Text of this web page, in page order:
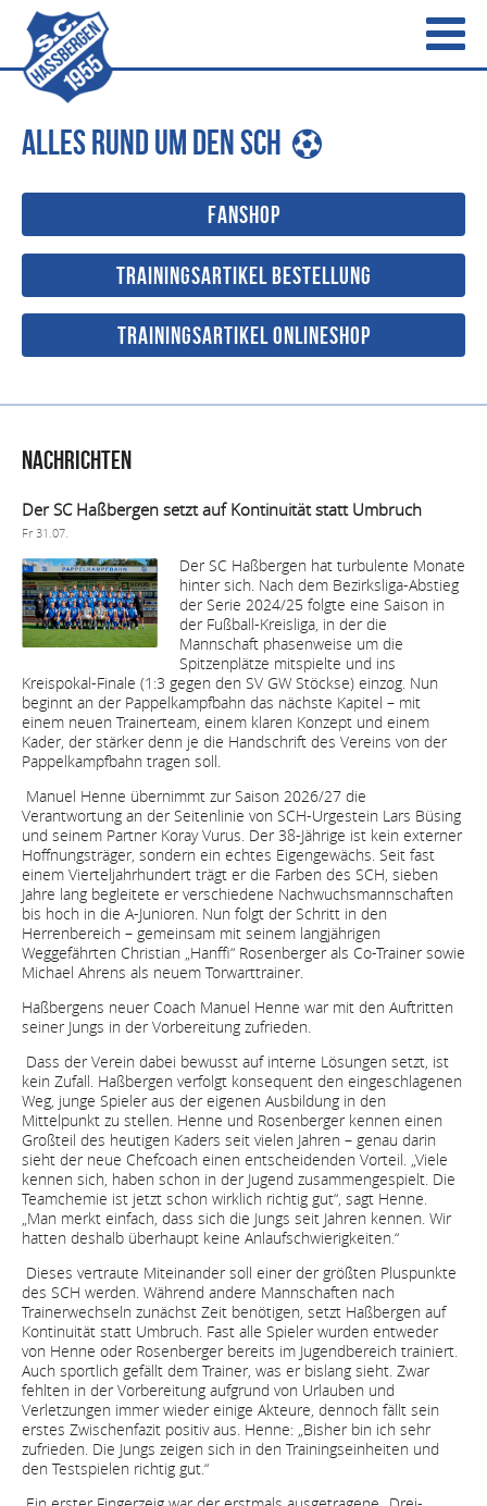
Alles rund um den SCH
Fanshop
Trainingsartikel Bestellung
Trainingsartikel Onlineshop
Nachrichten
Der SC Haßbergen setzt auf Kontinuität statt Umbruch
Fr 31.07.
Der SC Haßbergen hat turbulente Monate
hinter sich. Nach dem Bezirksliga-Abstieg
der Serie 2024/25 folgte eine Saison in
der Fußball-Kreisliga, in der die
Mannschaft phasenweise um die
Spitzenplätze mitspielte und ins
Kreispokal-Finale (1:3 gegen den SV GW Stöckse) einzog. Nun
beginnt an der Pappelkampfbahn das nächste Kapitel – mit
einem neuen Trainerteam, einem klaren Konzept und einem
Kader, der stärker denn je die Handschrift des Vereins von der
Pappelkampfbahn tragen soll.
Manuel Henne übernimmt zur Saison 2026/27 die
Verantwortung an der Seitenlinie von SCH-Urgestein Lars Büsing
und seinem Partner Koray Vurus. Der 38-Jährige ist kein externer
Hoffnungsträger, sondern ein echtes Eigengewächs. Seit fast
einem Vierteljahrhundert trägt er die Farben des SCH, sieben
Jahre lang begleitete er verschiedene Nachwuchsmannschaften
bis hoch in die A-Junioren. Nun folgt der Schritt in den
Herrenbereich – gemeinsam mit seinem langjährigen
Weggefährten Christian „Hanffi“ Rosenberger als Co-Trainer sowie
Michael Ahrens als neuem Torwarttrainer.
Haßbergens neuer Coach Manuel Henne war mit den Auftritten
seiner Jungs in der Vorbereitung zufrieden.
Dass der Verein dabei bewusst auf interne Lösungen setzt, ist
kein Zufall. Haßbergen verfolgt konsequent den eingeschlagenen
Weg, junge Spieler aus der eigenen Ausbildung in den
Mittelpunkt zu stellen. Henne und Rosenberger kennen einen
Großteil des heutigen Kaders seit vielen Jahren – genau darin
sieht der neue Chefcoach einen entscheidenden Vorteil. „Viele
kennen sich, haben schon in der Jugend zusammengespielt. Die
Teamchemie ist jetzt schon wirklich richtig gut“, sagt Henne.
„Man merkt einfach, dass sich die Jungs seit Jahren kennen. Wir
hatten deshalb überhaupt keine Anlaufschwierigkeiten.“
Dieses vertraute Miteinander soll einer der größten Pluspunkte
des SCH werden. Während andere Mannschaften nach
Trainerwechseln zunächst Zeit benötigen, setzt Haßbergen auf
Kontinuität statt Umbruch. Fast alle Spieler wurden entweder
von Henne oder Rosenberger bereits im Jugendbereich trainiert.
Auch sportlich gefällt dem Trainer, was er bislang sieht. Zwar
fehlten in der Vorbereitung aufgrund von Urlauben und
Verletzungen immer wieder einige Akteure, dennoch fällt sein
erstes Zwischenfazit positiv aus. Henne: „Bisher bin ich sehr
zufrieden. Die Jungs zeigen sich in den Trainingseinheiten und
den Testspielen richtig gut.“